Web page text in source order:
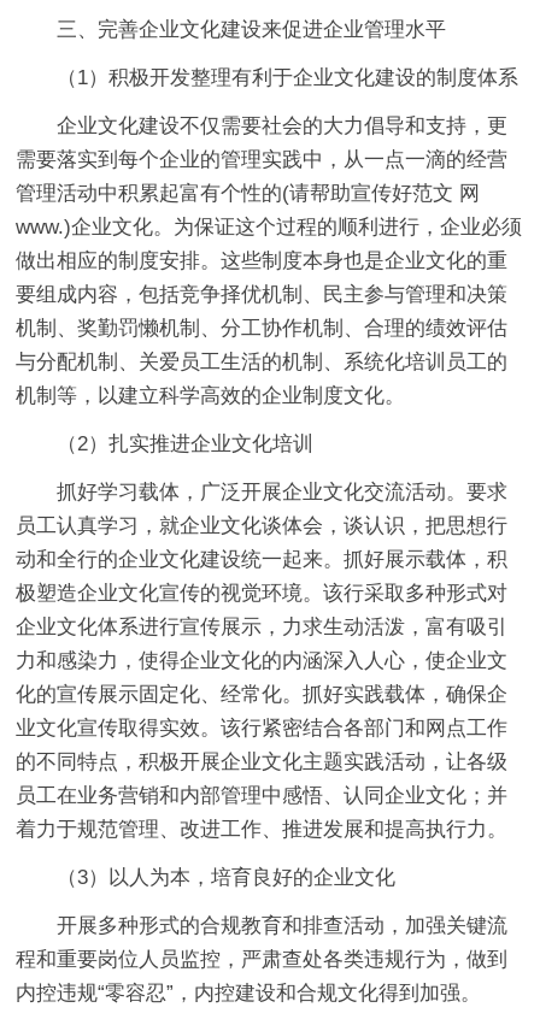
三、完善企业文化建设来促进企业管理水平
（1）积极开发整理有利于企业文化建设的制度体系
企业文化建设不仅需要社会的大力倡导和支持，更
需要落实到每个企业的管理实践中，从一点一滴的经营
管理活动中积累起富有个性的(请帮助宣传好范文 网
www.)企业文化。为保证这个过程的顺利进行，企业必须
做出相应的制度安排。这些制度本身也是企业文化的重
要组成内容，包括竞争择优机制、民主参与管理和决策
机制、奖勤罚懒机制、分工协作机制、合理的绩效评估
与分配机制、关爱员工生活的机制、系统化培训员工的
机制等，以建立科学高效的企业制度文化。
（2）扎实推进企业文化培训
抓好学习载体，广泛开展企业文化交流活动。要求
员工认真学习，就企业文化谈体会，谈认识，把思想行
动和全行的企业文化建设统一起来。抓好展示载体，积
极塑造企业文化宣传的视觉环境。该行采取多种形式对
企业文化体系进行宣传展示，力求生动活泼，富有吸引
力和感染力，使得企业文化的内涵深入人心，使企业文
化的宣传展示固定化、经常化。抓好实践载体，确保企
业文化宣传取得实效。该行紧密结合各部门和网点工作
的不同特点，积极开展企业文化主题实践活动，让各级
员工在业务营销和内部管理中感悟、认同企业文化；并
着力于规范管理、改进工作、推进发展和提高执行力。
（3）以人为本，培育良好的企业文化
开展多种形式的合规教育和排查活动，加强关键流
程和重要岗位人员监控，严肃查处各类违规行为，做到
内控违规“零容忍”，内控建设和合规文化得到加强。